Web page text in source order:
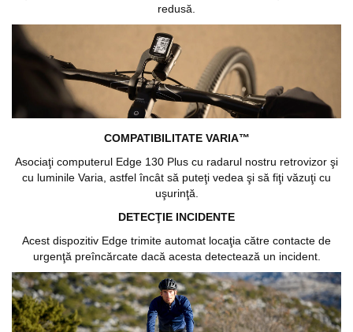
redusă.
COMPATIBILITATE VARIA™
Asociaţi computerul Edge 130 Plus cu radarul nostru retrovizor şi
cu luminile Varia, astfel încât să puteţi vedea şi să fiţi văzuţi cu
uşurinţă.
DETECŢIE INCIDENTE
Acest dispozitiv Edge trimite automat locaţia către contacte de
urgenţă preîncărcate dacă acesta detectează un incident.